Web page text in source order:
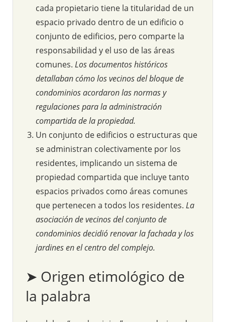
cada propietario tiene la titularidad de un
espacio privado dentro de un edificio o
conjunto de edificios, pero comparte la
responsabilidad y el uso de las áreas
comunes. Los documentos históricos
detallaban cómo los vecinos del bloque de
condominios acordaron las normas y
regulaciones para la administración
compartida de la propiedad.
Un conjunto de edificios o estructuras que
se administran colectivamente por los
residentes, implicando un sistema de
propiedad compartida que incluye tanto
espacios privados como áreas comunes
que pertenecen a todos los residentes. La
asociación de vecinos del conjunto de
condominios decidió renovar la fachada y los
jardines en el centro del complejo.
➤ Origen etimológico de
la palabra